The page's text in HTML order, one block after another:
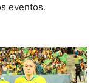
eventos.